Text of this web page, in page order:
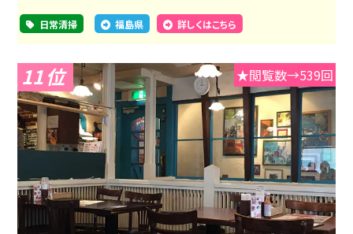
日常清掃 福島県 詳しくはこちら
11 ★閲覧数→539回